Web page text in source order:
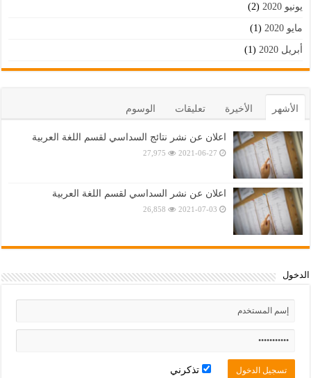
يونيو 2020 (2)
مايو 2020 (1)
أبريل 2020 (1)
الأشهر الأخيرة تعليقات الوسوم
اعلان عن نشر نتائج السداسي لقسم اللغة العربية
2021-06-27
27,975
اعلان عن نشر السداسي لقسم اللغة العربية
2021-07-03
26,858
الدخول
تذكرني